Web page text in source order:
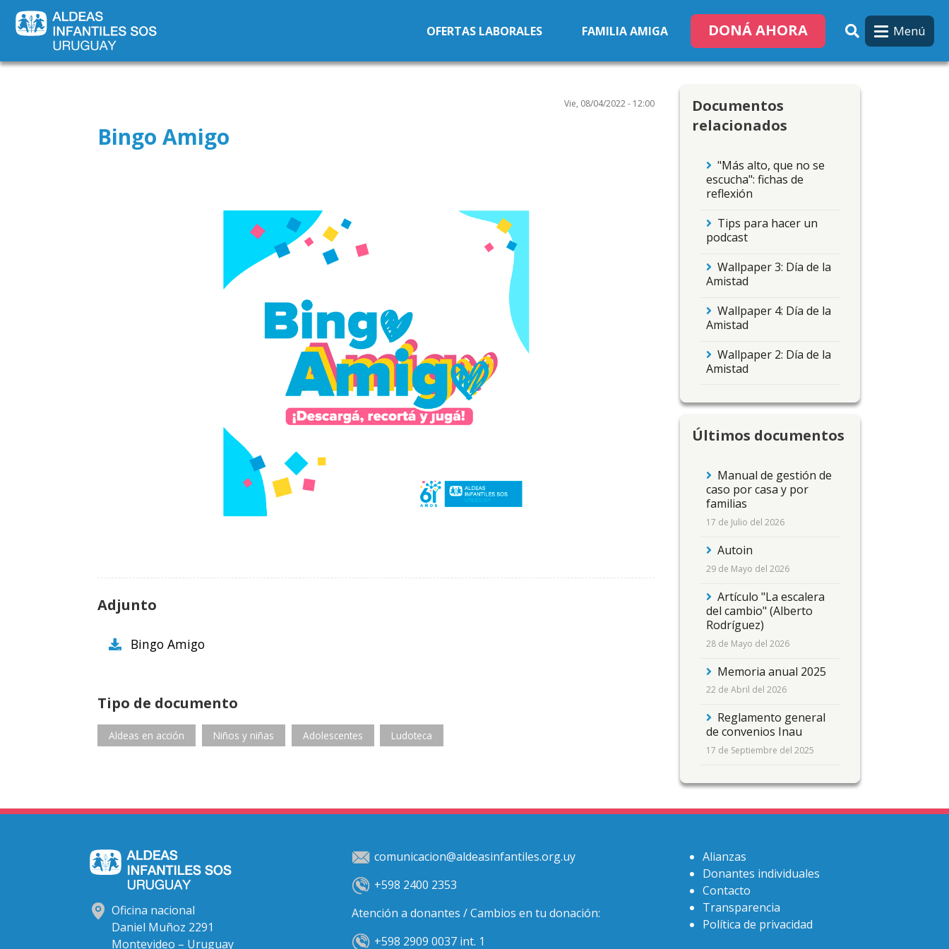
OFERTAS LABORALES
FAMILIA AMIGA DONÁ AHORA Menú
Vie, 08/04/2022 - 12:00
Bingo Amigo
Adjunto
Bingo Amigo
Tipo de documento
Aldeas en acción Niños y niñas Adolescentes Ludoteca
Documentos
relacionados
"Más alto, que no se
escucha": fichas de
reflexión
Tips para hacer un
podcast
Wallpaper 3: Día de la
Amistad
Wallpaper 4: Día de la
Amistad
Wallpaper 2: Día de la
Amistad
Últimos documentos
Manual de gestión de
caso por casa y por
familias
17 de Julio del 2026
Autoin
29 de Mayo del 2026
Artículo "La escalera
del cambio" (Alberto
Rodríguez)
28 de Mayo del 2026
Memoria anual 2025
22 de Abril del 2026
Reglamento general
de convenios Inau
17 de Septiembre del 2025
Oficina nacional
Daniel Muñoz 2291
Montevideo – Uruguay
comunicacion@aldeasinfantiles.org.uy
+598 2400 2353
Atención a donantes / Cambios en tu donación:
+598 2909 0037 int. 1
Alianzas
Donantes individuales
Contacto
Transparencia
Política de privacidad